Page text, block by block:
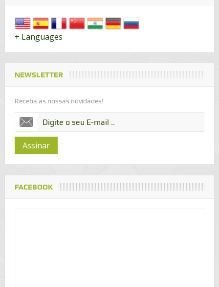
+ Languages
NEWSLETTER
Receba as nossas novidades!
Assinar
FACEBOOK